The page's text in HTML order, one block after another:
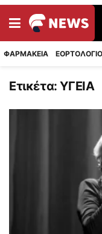
ΦΑΡΜΑΚΕΙΑ ΕΟΡΤΟΛΟΓΙΟ
Ετικέτα:ΥΓΕΙΑ